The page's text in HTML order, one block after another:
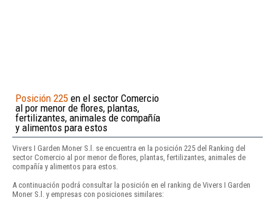
Posición 225 en el sector Comercio
al por menor de flores, plantas,
fertilizantes, animales de compañía
y alimentos para estos
Vivers I Garden Moner S.l. se encuentra en la posición 225 del Ranking del
sector Comercio al por menor de flores, plantas, fertilizantes, animales de
compañía y alimentos para estos.
A continuación podrá consultar la posición en el ranking de Vivers I Garden
Moner S.l. y empresas con posiciones similares: